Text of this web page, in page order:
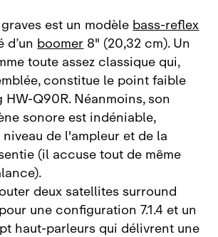
est un modèlebass‑reflex
d’unboomer8" (20,32 cm). Un
toute assez classique qui,
constitue le point faible
Néanmoins, son
sonore est indéniable,
de l'ampleur et de la
(il accuse tout de même
deux satellites surround
une configuration 7.1.4 et un
haut‑parleurs qui délivrent une